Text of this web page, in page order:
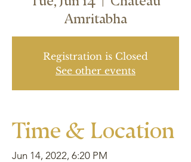
Amritabha
Registration is Closed
See other events
Time & Location
Jun 14, 2022, 6:20 PM